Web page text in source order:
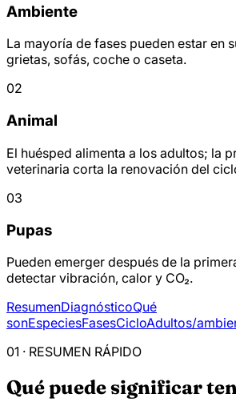
Ambiente
La mayoría de fases pueden estar en
grietas, sofás, coche o caseta.
02
Animal
El huésped alimenta a los adultos; la
veterinaria corta la renovación del
03
Pupas
Pueden emerger después de la
detectar vibración, calor y CO₂.
ResumenDiagnósticoQué
sonEspeciesFasesCicloAdultos/
01 · RESUMEN RÁPIDO
Qué puede significar